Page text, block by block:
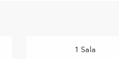
1 Sala